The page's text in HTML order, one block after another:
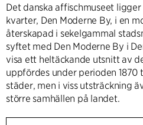
Det danska affischmuseet ligger
kvarter, Den Moderne By, i en
återskapad i sekelgammal
syftet med Den Moderne By i
visa ett heltäckande utsnitt av
uppfördes under perioden 1870
städer, men i viss utsträckning
större samhällen på landet.